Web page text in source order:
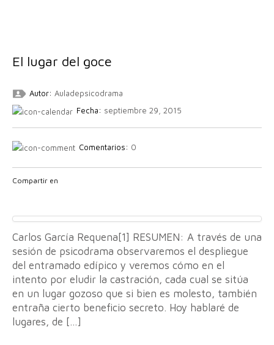
El lugar del goce
Autor: Auladepsicodrama
Fecha: septiembre 29, 2015
Comentarios: 0
Compartir en
Carlos García Requena[1] RESUMEN: A través de una
sesión de psicodrama observaremos el despliegue
del entramado edípico y veremos cómo en el
intento por eludir la castración, cada cual se sitúa
en un lugar gozoso que si bien es molesto, también
entraña cierto beneficio secreto. Hoy hablaré de
lugares, de […]